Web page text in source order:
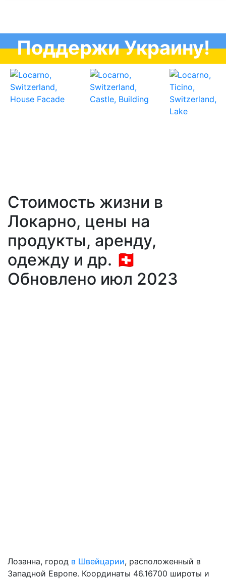
Поддержи Украину!
Стоимость жизни в
Локарно, цены на
продукты, аренду,
одежду и др. 🇨🇭
Обновлено июл 2023
Лозанна, город в Швейцарии, расположенный в
Западной Европе. Координаты 46.16700 широты и